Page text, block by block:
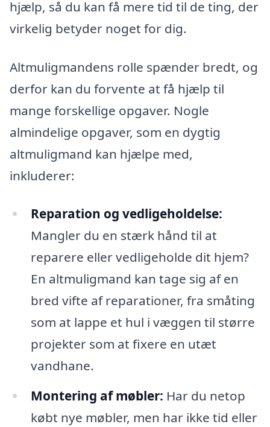
hjælp, så du kan få mere tid til de ting, der
virkelig betyder noget for dig.
Altmuligmandens rolle spænder bredt, og
derfor kan du forvente at få hjælp til
mange forskellige opgaver. Nogle
almindelige opgaver, som en dygtig
altmuligmand kan hjælpe med,
inkluderer:
Reparation og vedligeholdelse:
Mangler du en stærk hånd til at
reparere eller vedligeholde dit hjem?
En altmuligmand kan tage sig af en
bred vifte af reparationer, fra småting
som at lappe et hul i væggen til større
projekter som at fixere en utæt
vandhane.
Montering af møbler: Har du netop
købt nye møbler, men har ikke tid eller